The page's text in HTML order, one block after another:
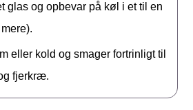
glas og opbevar på køl i et til en
eller kold og smager fortrinligt til
fjerkræ.